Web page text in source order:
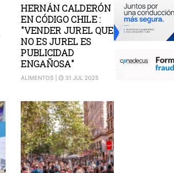
HERNÁN CALDERÓN
EN CÓDIGO CHILE :
"VENDER JUREL QUE
NO ES JUREL ES
PUBLICIDAD
ENGAÑOSA"
ALIMENTOS | 31 JUL 2025